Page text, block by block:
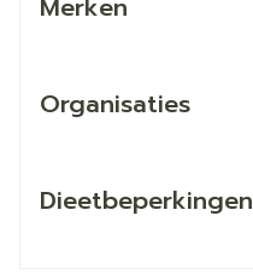
Merken
Organisaties
Dieetbeperkingen